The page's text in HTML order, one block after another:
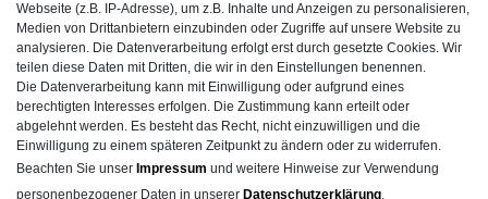
Kundenfeedback auf ShopVote
Impressum Daten­schutz­erklärung AGB
Webseite (z.B. IP-Adresse), um z.B. Inhalte und Anzeigen zu personalisieren,
Medien von Drittanbietern einzubinden oder Zugriffe auf unsere Website zu
analysieren. Die Datenverarbeitung erfolgt erst durch gesetzte Cookies. Wir
teilen diese Daten mit Dritten, die wir in den Einstellungen benennen.
Die Datenverarbeitung kann mit Einwilligung oder aufgrund eines
berechtigten Interesses erfolgen. Die Zustimmung kann erteilt oder
abgelehnt werden. Es besteht das Recht, nicht einzuwilligen und die
Einwilligung zu einem späteren Zeitpunkt zu ändern oder zu widerrufen.
Beachten Sie unser Impressum und weitere Hinweise zur Verwendung
personenbezogener Daten in unserer Daten­schutz­erklärung.